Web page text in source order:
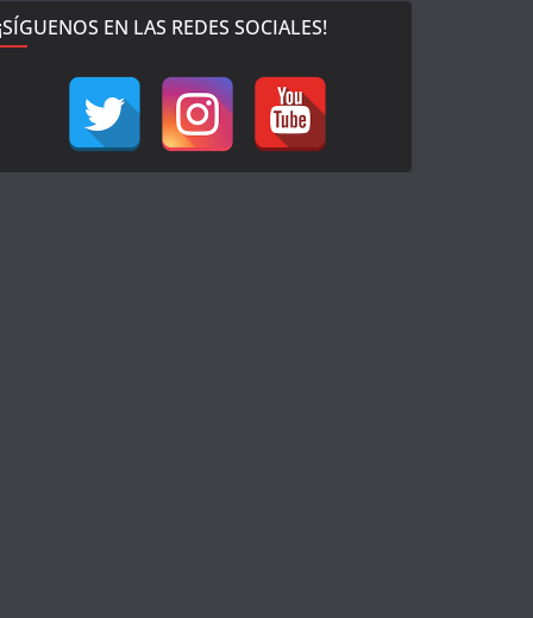
EN LAS REDES SOCIALES!